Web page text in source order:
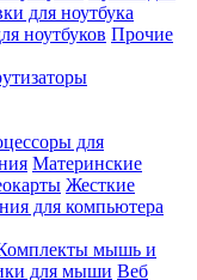
для ноутбука
ноутбуков Прочие
для
Материнские
Жесткие
для компьютера
мышь и
для мыши Веб